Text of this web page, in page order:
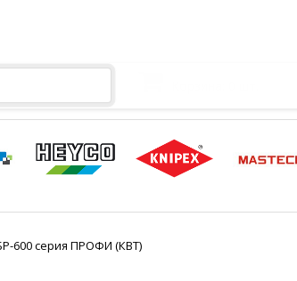
600 серия ПРОФИ (КВТ)